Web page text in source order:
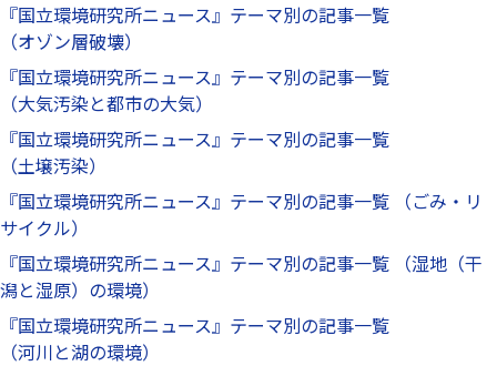
『国立環境研究所ニュース』テーマ別の記事一覧
（オゾン層破壊）
『国立環境研究所ニュース』テーマ別の記事一覧
（大気汚染と都市の大気）
『国立環境研究所ニュース』テーマ別の記事一覧
（土壌汚染）
『国立環境研究所ニュース』テーマ別の記事一覧 （ごみ・リ
サイクル）
『国立環境研究所ニュース』テーマ別の記事一覧 （湿地（干
潟と湿原）の環境）
『国立環境研究所ニュース』テーマ別の記事一覧
（河川と湖の環境）